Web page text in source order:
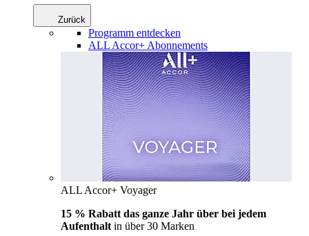
Zurück
Programm entdecken
ALL Accor+ Abonnements
ALL Accor+ Voyager
15 % Rabatt das ganze Jahr über bei jedem
Aufenthalt in über 30 Marken